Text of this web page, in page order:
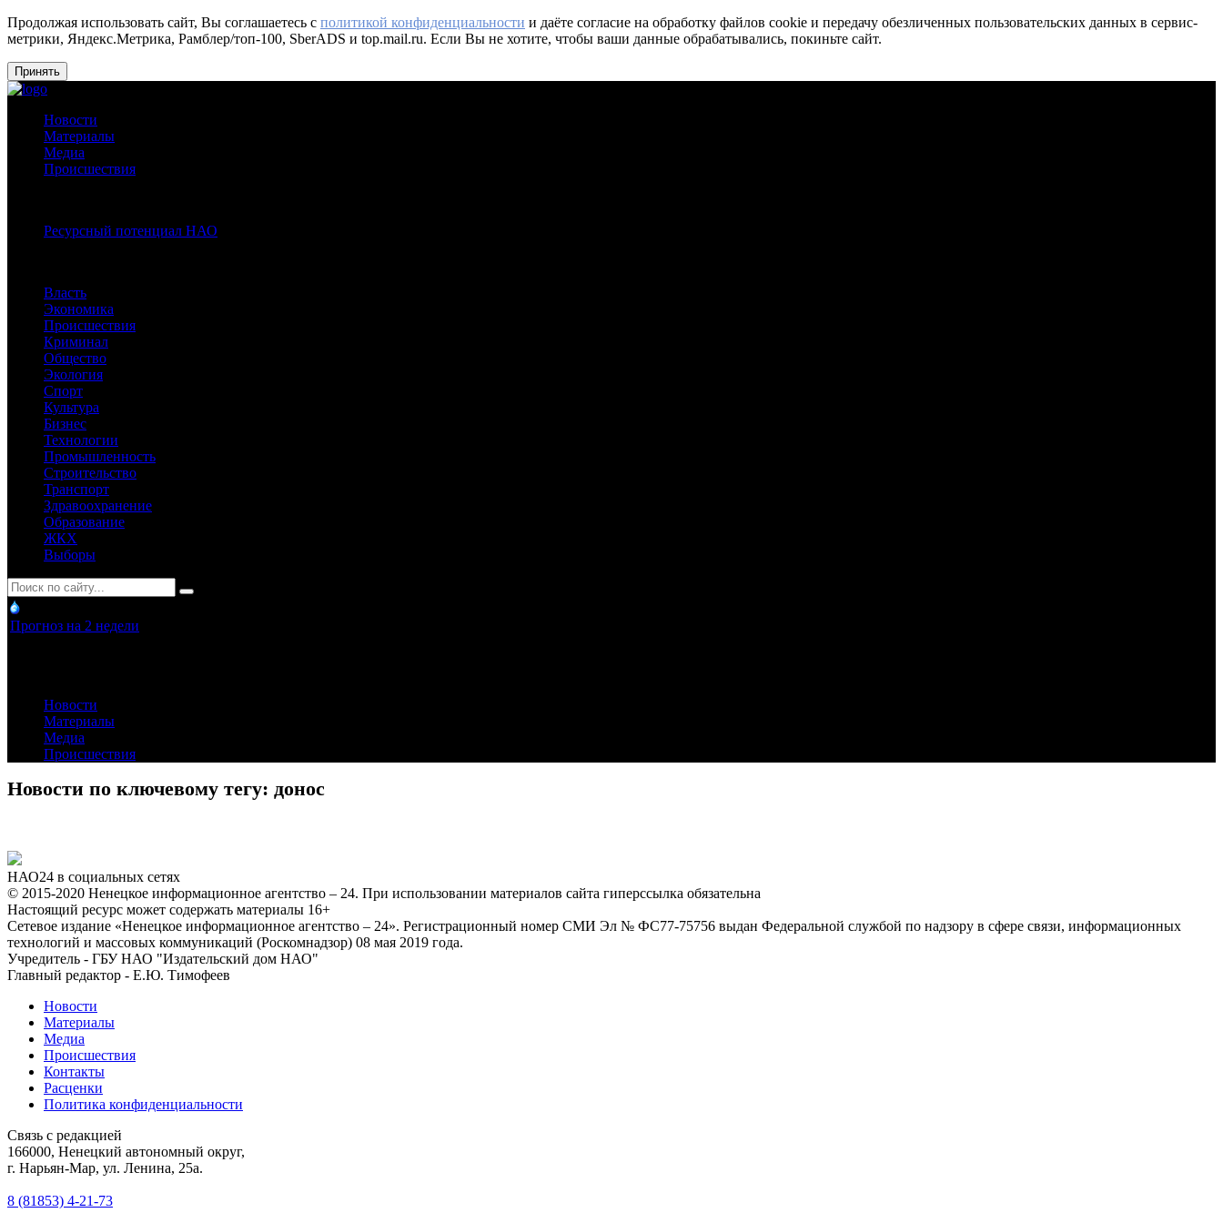
Продолжая использовать сайт, Вы соглашаетесь с политикой конфиденциальности и даёте согласие на обработку файлов cookie и передачу обезличенных пользовательских данных в сервис-
метрики, Яндекс.Метрика, Рамблер/топ-100, SberADS и top.mail.ru. Если Вы не хотите, чтобы ваши данные обрабатывались, покиньте сайт.
Принять
Новости
Материалы
Медиа
Происшествия
Ресурсный потенциал НАО
Власть
Экономика
Происшествия
Криминал
Общество
Экология
Спорт
Культура
Бизнес
Технологии
Промышленность
Строительство
Транспорт
Здравоохранение
Образование
ЖКХ
Выборы
Прогноз на 2 недели
Новости
Материалы
Медиа
Происшествия
Новости по ключевому тегу: донос
НАО24 в социальных сетях
© 2015-2020 Ненецкое информационное агентство – 24. При использовании материалов сайта гиперссылка обязательна
Настоящий ресурс может содержать материалы 16+
Сетевое издание «Ненецкое информационное агентство – 24». Регистрационный номер СМИ Эл № ФС77-75756 выдан Федеральной службой по надзору в сфере связи, информационных
технологий и массовых коммуникаций (Роскомнадзор) 08 мая 2019 года.
Учредитель - ГБУ НАО "Издательский дом НАО"
Главный редактор - Е.Ю. Тимофеев
Новости
Материалы
Медиа
Происшествия
Контакты
Расценки
Политика конфиденциальности
Связь с редакцией
166000, Ненецкий автономный округ,
г. Нарьян-Мар, ул. Ленина, 25а.
8 (81853) 4-21-73